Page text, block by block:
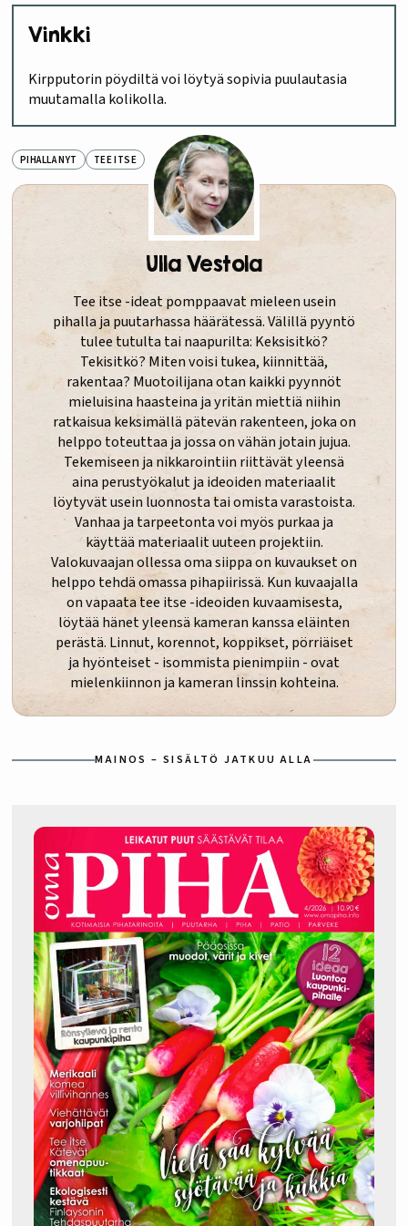
Vinkki
Kirpputorin pöydiltä voi löytyä sopivia puulautasia
muutamalla kolikolla.
PIHALLA NYT TEE ITSE
Ulla Vestola
Tee itse -ideat pomppaavat mieleen usein
pihalla ja puutarhassa häärätessä. Välillä pyyntö
tulee tutulta tai naapurilta: Keksisitkö?
Tekisitkö? Miten voisi tukea, kiinnittää,
rakentaa? Muotoilijana otan kaikki pyynnöt
mieluisina haasteina ja yritän miettiä niihin
ratkaisua keksimällä pätevän rakenteen, joka on
helppo toteuttaa ja jossa on vähän jotain jujua.
Tekemiseen ja nikkarointiin riittävät yleensä
aina perustyökalut ja ideoiden materiaalit
löytyvät usein luonnosta tai omista varastoista.
Vanhaa ja tarpeetonta voi myös purkaa ja
käyttää materiaalit uuteen projektiin.
Valokuvaajan ollessa oma siippa on kuvaukset on
helppo tehdä omassa pihapiirissä. Kun kuvaajalla
on vapaata tee itse -ideoiden kuvaamisesta,
löytää hänet yleensä kameran kanssa eläinten
perästä. Linnut, korennot, koppikset, pörriäiset
ja hyönteiset - isommista pienimpiin - ovat
mielenkiinnon ja kameran linssin kohteina.
MAINOS – SISÄLTÖ JATKUU ALLA